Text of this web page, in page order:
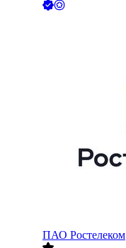
ПАО Ростелеком